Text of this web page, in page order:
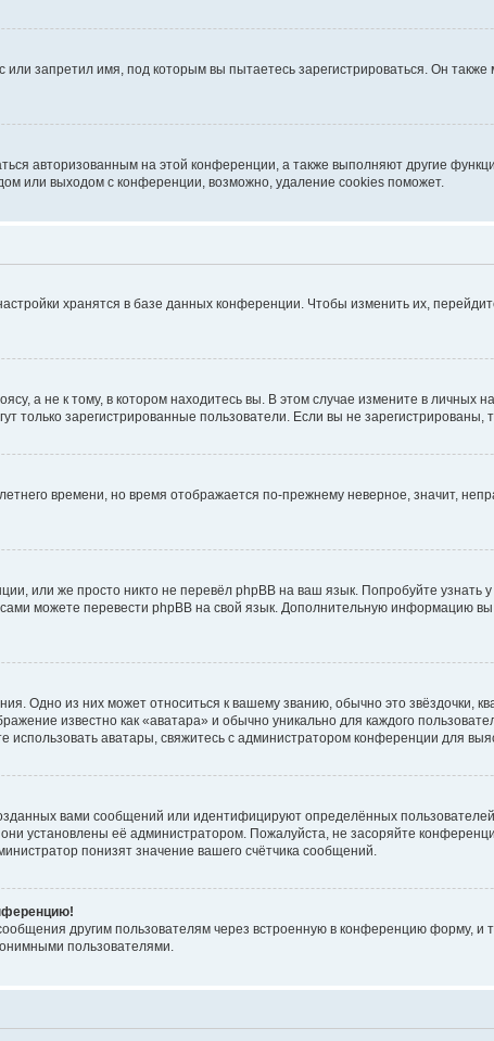
запретил имя, под которым вы пытаетесь зарегистрироваться. Он
авторизованным на этой конференции, а также выполняют другие
или выходом с конференции, возможно, удаление cookies поможет.
хранятся в базе данных конференции. Чтобы изменить их,
а не к тому, в котором находитесь вы. В этом случае измените в личных
только зарегистрированные пользователи. Если вы не зарегистрированы,
времени, но время отображается по-прежнему неверное, значит,
или же просто никто не перевёл phpBB на ваш язык. Попробуйте
сами можете перевести phpBB на свой язык. Дополнительную информацию
Одно из них может относиться к вашему званию, обычно это звёздочки,
известно как «аватара» и обычно уникально для каждого
использовать аватары, свяжитесь с администратором конференции для
вами сообщений или идентифицируют определённых
установлены её администратором. Пожалуйста, не засоряйте
понизят значение вашего счётчика сообщений.
другим пользователям через встроенную в конференцию форму,
пользователями.